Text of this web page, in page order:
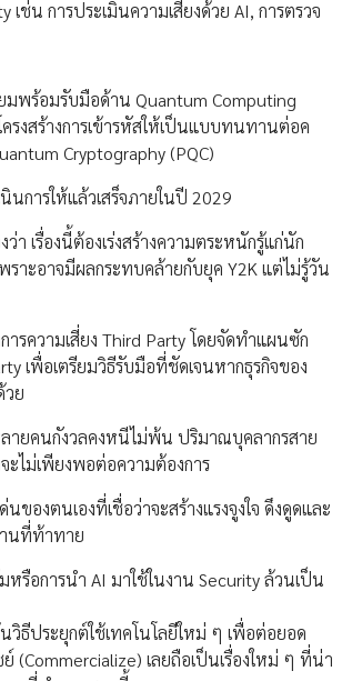
เช่น การประเมินความเสี่ยงด้วย AI, การตรวจ
มพร้อมรับมือด้าน Quantum Computing
ครงสร้างการเข้ารหัสให้เป็นแบบทนทานต่อค
Cryptography (PQC)
นการให้แล้วเสร็จภายในปี 2029
า เรื่องนี้ต้องเร่งสร้างความตระหนักรู้แก่นัก
าะอาจมีผลกระทบคล้ายกับยุค Y2K แต่ไม่รู้วัน
ารความเสี่ยง Third Party โดยจัดทำแผนซัก
เพื่อเตรียมวิธีรับมือที่ชัดเจนหากธุรกิจของ
วย
ายคนกังวลคงหนีไม่พ้น ปริมาณบุคลากรสาย
ะไม่เพียงพอต่อความต้องการ
นของตนเองที่เชื่อว่าจะสร้างแรงจูงใจ ดึงดูดและ
านที่ท้าทาย
หรือการนำ AI มาใช้ในงาน Security ล้วนเป็น
วิธีประยุกต์ใช้เทคโนโลยีใหม่ ๆ เพื่อต่อยอด
(Commercialize) เลยถือเป็นเรื่องใหม่ ๆ ที่น่า